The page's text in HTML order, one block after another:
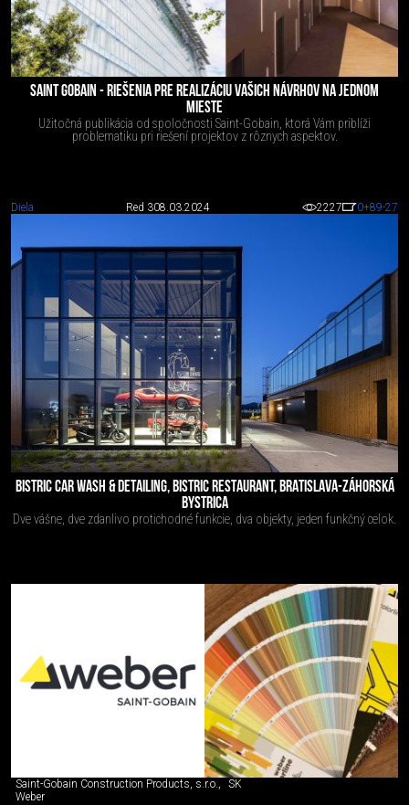
SAINT GOBAIN - RIEŠENIA PRE REALIZÁCIU VAŠICH NÁVRHOV NA JEDNOM
MIESTE
Užitočná publikácia od spoločnosti Saint-Gobain, ktorá Vám priblíži
problematiku pri riešení projektov z rôznych aspektov.
Diela Red 308.03.2024 2227 0+89-27
BISTRIC CAR WASH & DETAILING, BISTRIC RESTAURANT, BRATISLAVA-ZÁHORSKÁ
BYSTRICA
Dve vášne, dve zdanlivo protichodné funkcie, dva objekty, jeden funkčný celok.
Saint-Gobain Construction Products, s.r.o.,
Weber
SK